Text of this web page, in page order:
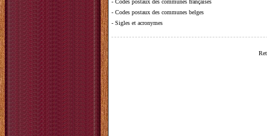
- Codes postaux des communes françaises
- Codes postaux des communes belges
- Sigles et acronymes